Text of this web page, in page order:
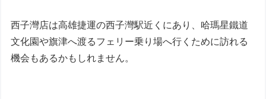
西子灣店は高雄捷運の西子灣駅近くにあり、哈瑪星鐵道
文化園や旗津へ渡るフェリー乗り場へ行くために訪れる
機会もあるかもしれません。